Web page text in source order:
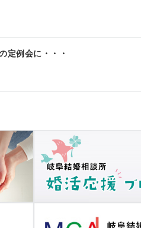
定例会に・・・